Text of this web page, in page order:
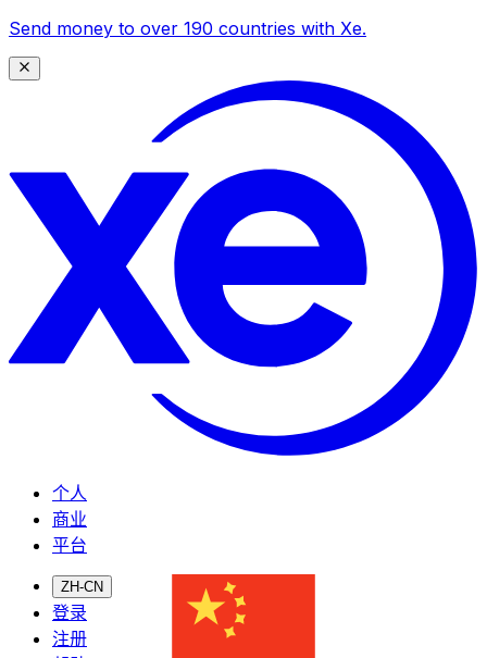
Send money to over 190 countries with Xe.
个人
商业
平台
ZH-CN
登录
注册